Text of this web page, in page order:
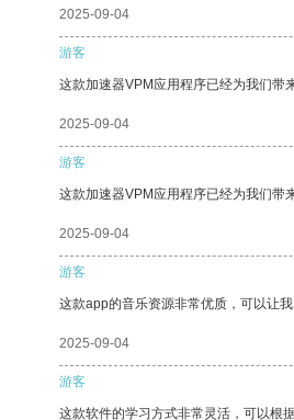
2025-09-04
游客
这款加速器VPM应用程序已经为我们带
2025-09-04
游客
这款加速器VPM应用程序已经为我们带
2025-09-04
游客
这款app的音乐资源非常优质，可以让我
2025-09-04
游客
这款软件的学习方式非常灵活，可以根